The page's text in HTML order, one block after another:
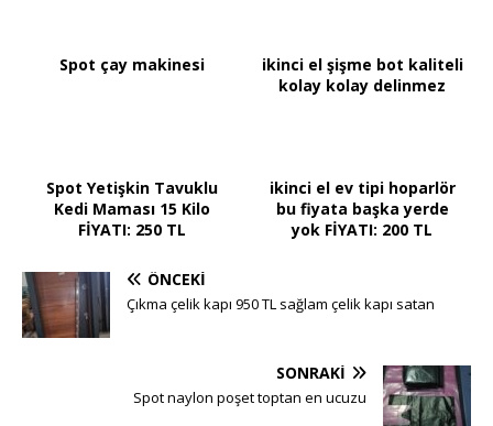
Spot çay makinesi
ikinci el şişme bot kaliteli
kolay kolay delinmez
Spot Yetişkin Tavuklu
Kedi Maması 15 Kilo
FİYATI: 250 TL
ikinci el ev tipi hoparlör
bu fiyata başka yerde
yok FİYATI: 200 TL
ÖNCEKI
Çıkma çelik kapı 950 TL sağlam çelik kapı satan
SONRAKI
Spot naylon poşet toptan en ucuzu